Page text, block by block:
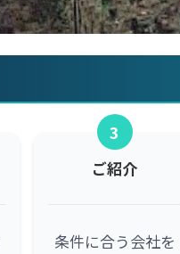
3
ご紹介
条件に合う会社を